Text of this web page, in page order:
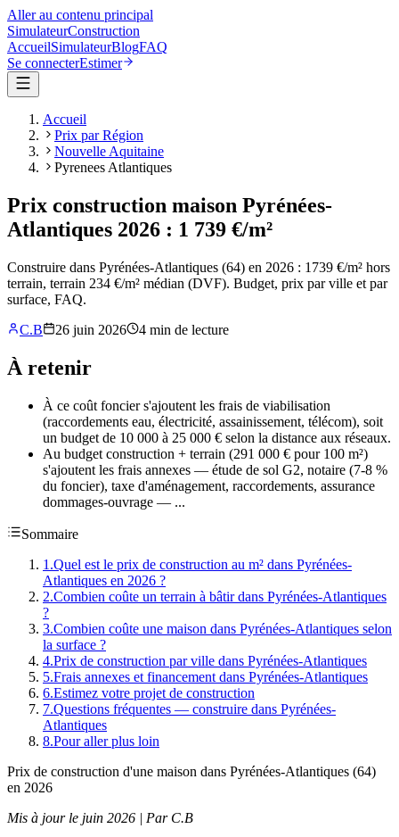
Aller au contenu principal
SimulateurConstruction
AccueilSimulateurBlogFAQ
Se connecterEstimer
Accueil
Prix par Région
Nouvelle Aquitaine
Pyrenees Atlantiques
Prix construction maison Pyrénées-
Atlantiques 2026 : 1 739 €/m²
Construire dans Pyrénées-Atlantiques (64) en 2026 : 1739 €/m² hors
terrain, terrain 234 €/m² médian (DVF). Budget, prix par ville et par
surface, FAQ.
C.B
26 juin 2026 4 min de lecture
À retenir
À ce coût foncier s'ajoutent les frais de viabilisation
(raccordements eau, électricité, assainissement, télécom), soit
un budget de 10 000 à 25 000 € selon la distance aux réseaux.
Au budget construction + terrain (291 000 € pour 100 m²)
s'ajoutent les frais annexes — étude de sol G2, notaire (7-8 %
du foncier), taxe d'aménagement, raccordements, assurance
dommages-ouvrage — ...
Sommaire
1 .Quel est le prix de construction au m² dans Pyrénées-
Atlantiques en 2026 ?
2.Combien coûte un terrain à bâtir dans Pyrénées-Atlantiques
?
3.Combien coûte une maison dans Pyrénées-Atlantiques selon
la surface ?
4.Prix de construction par ville dans Pyrénées-Atlantiques
5.Frais annexes et financement dans Pyrénées-Atlantiques
6.Estimez votre projet de construction
7.Questions fréquentes — construire dans Pyrénées-
Atlantiques
8.Pour aller plus loin
Prix de construction d'une maison dans Pyrénées-Atlantiques (64)
en 2026
Mis à jour le juin 2026 | Par C.B